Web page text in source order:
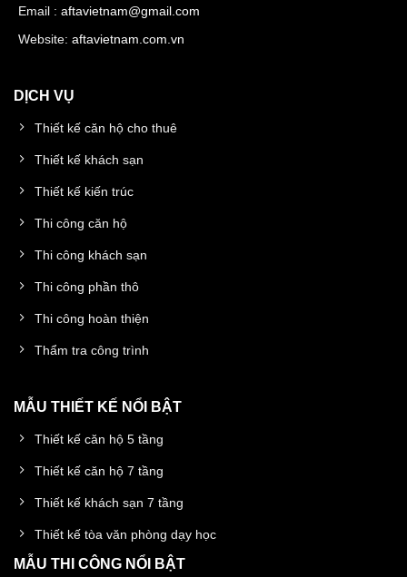
Email : aftavietnam@gmail.com
Website: aftavietnam.com.vn
DỊCH VỤ
Thiết kế căn hộ cho thuê
Thiết kế khách sạn
Thiết kế kiến trúc
Thi công căn hộ
Thi công khách sạn
Thi công phần thô
Thi công hoàn thiện
Thẩm tra công trình
MẪU THIẾT KẾ NỔI BẬT
Thiết kế căn hộ 5 tầng
Thiết kế căn hộ 7 tầng
Thiết kế khách sạn 7 tầng
Thiết kế tòa văn phòng dạy học
MẪU THI CÔNG NỔI BẬT